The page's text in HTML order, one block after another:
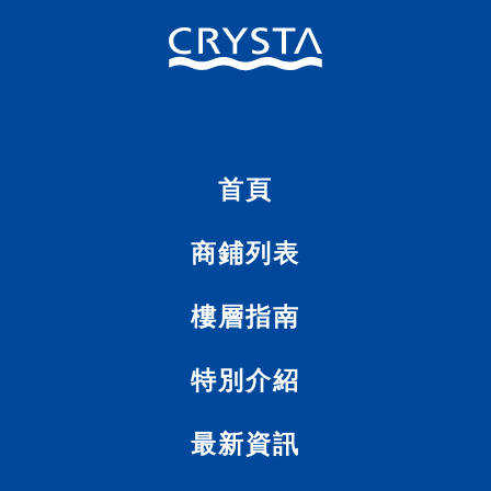
首頁
商鋪列表
樓層指南
特別介紹
最新資訊
務指